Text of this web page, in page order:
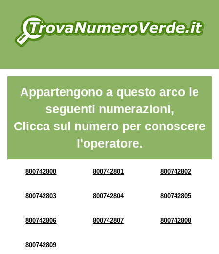
Appartengono a questo arco le
seguenti numerazioni,
Clicca sul numero per conoscere
l'operatore.
800742800 800742801 800742802
800742803 800742804 800742805
800742806 800742807 800742808
800742809